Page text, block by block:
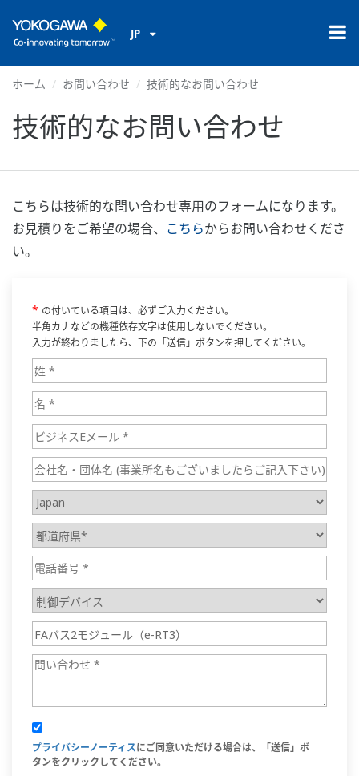
JP
ホーム お問い合わせ 技術的なお問い合わせ
技術的なお問い合わせ
こちらは技術的な問い合わせ専用のフォームになります。
お見積りをご希望の場合、 こちらからお問い合わせくださ
い。